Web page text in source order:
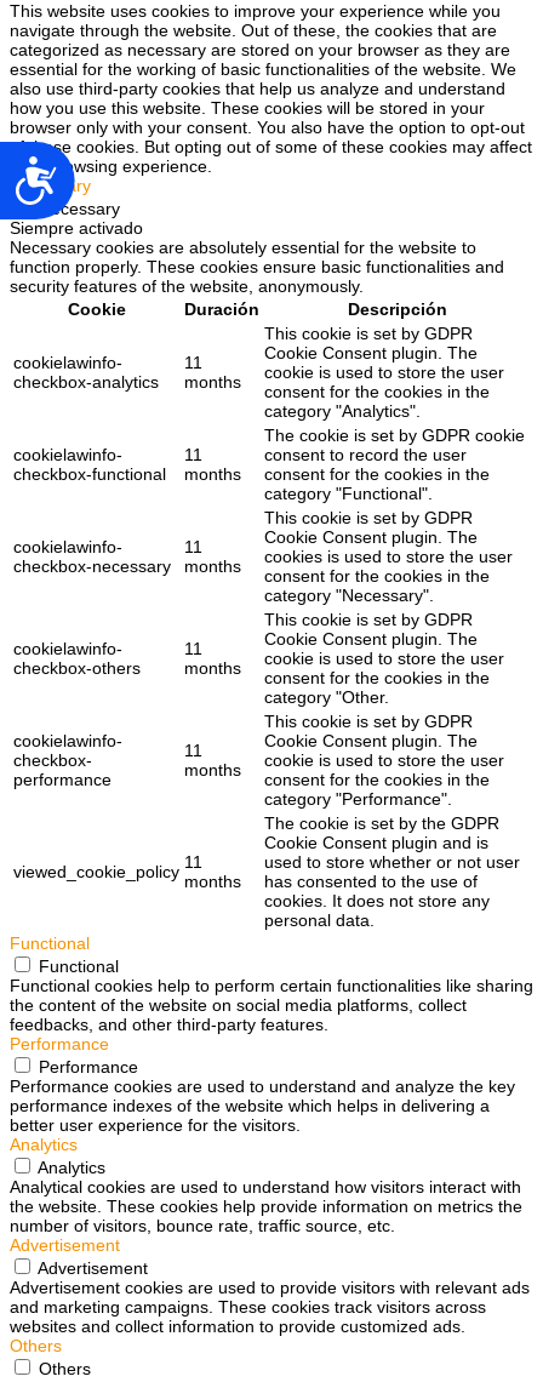
Accesibilidad
This website uses cookies to improve your experience while you
navigate through the website. Out of these, the cookies that are
categorized as necessary are stored on your browser as they are
essential for the working of basic functionalities of the website. We
also use third-party cookies that help us analyze and understand
how you use this website. These cookies will be stored in your
browser only with your consent. You also have the option to opt-out
of these cookies. But opting out of some of these cookies may affect
your browsing experience.
Necessary
Necessary
Siempre activado
Necessary cookies are absolutely essential for the website to
function properly. These cookies ensure basic functionalities and
security features of the website, anonymously.
Cookie
Duración Descripción
cookielawinfo-
checkbox-analytics
11
months
This cookie is set by GDPR
Cookie Consent plugin. The
cookie is used to store the user
consent for the cookies in the
category "Analytics".
cookielawinfo-
checkbox-functional
11
months
The cookie is set by GDPR cookie
consent to record the user
consent for the cookies in the
category "Functional".
cookielawinfo-
checkbox-necessary
11
months
This cookie is set by GDPR
Cookie Consent plugin. The
cookies is used to store the user
consent for the cookies in the
category "Necessary".
cookielawinfo-
checkbox-others
11
months
This cookie is set by GDPR
Cookie Consent plugin. The
cookie is used to store the user
consent for the cookies in the
category "Other.
cookielawinfo-
checkbox-
performance
11
months
This cookie is set by GDPR
Cookie Consent plugin. The
cookie is used to store the user
consent for the cookies in the
category "Performance".
viewed_cookie_policy 11
months
The cookie is set by the GDPR
Cookie Consent plugin and is
used to store whether or not user
has consented to the use of
cookies. It does not store any
personal data.
Functional
Functional
Functional cookies help to perform certain functionalities like sharing
the content of the website on social media platforms, collect
feedbacks, and other third-party features.
Performance
Performance
Performance cookies are used to understand and analyze the key
performance indexes of the website which helps in delivering a
better user experience for the visitors.
Analytics
Analytics
Analytical cookies are used to understand how visitors interact with
the website. These cookies help provide information on metrics the
number of visitors, bounce rate, traffic source, etc.
Advertisement
Advertisement
Advertisement cookies are used to provide visitors with relevant ads
and marketing campaigns. These cookies track visitors across
websites and collect information to provide customized ads.
Others
Others